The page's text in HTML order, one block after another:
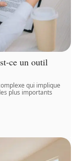
ce un outil
qui implique
plus importants